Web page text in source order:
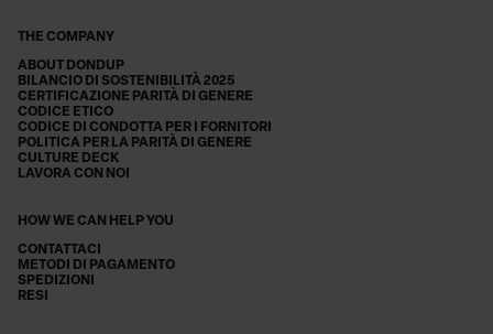
THE COMPANY
ABOUT DONDUP
BILANCIO DI SOSTENIBILITÀ 2025
CERTIFICAZIONE PARITÀ DI GENERE
CODICE ETICO
CODICE DI CONDOTTA PER I FORNITORI
POLITICA PER LA PARITÀ DI GENERE
CULTURE DECK
LAVORA CON NOI
HOW WE CAN HELP YOU
CONTATTACI
METODI DI PAGAMENTO
SPEDIZIONI
RESI